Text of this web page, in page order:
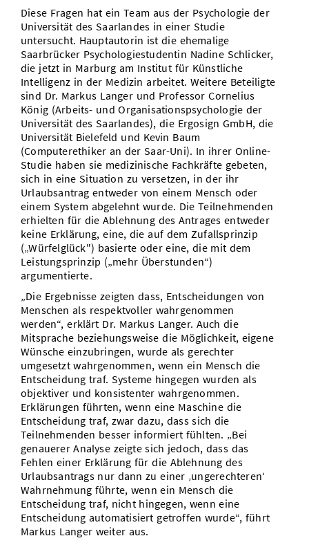
Diese Fragen hat ein Team aus der Psychologie der
Universität des Saarlandes in einer Studie
untersucht. Hauptautorin ist die ehemalige
Saarbrücker Psychologiestudentin Nadine Schlicker,
die jetzt in Marburg am Institut für Künstliche
Intelligenz in der Medizin arbeitet. Weitere Beteiligte
sind Dr. Markus Langer und Professor Cornelius
König (Arbeits- und Organisationspsychologie der
Universität des Saarlandes), die Ergosign GmbH, die
Universität Bielefeld und Kevin Baum
(Computerethiker an der Saar-Uni). In ihrer Online-
Studie haben sie medizinische Fachkräfte gebeten,
sich in eine Situation zu versetzen, in der ihr
Urlaubsantrag entweder von einem Mensch oder
einem System abgelehnt wurde. Die Teilnehmenden
erhielten für die Ablehnung des Antrages entweder
keine Erklärung, eine, die auf dem Zufallsprinzip
(„Würfelglück") basierte oder eine, die mit dem
Leistungsprinzip („mehr Überstunden“)
argumentierte.
„Die Ergebnisse zeigten dass, Entscheidungen von
Menschen als respektvoller wahrgenommen
werden“, erklärt Dr. Markus Langer. Auch die
Mitsprache beziehungsweise die Möglichkeit, eigene
Wünsche einzubringen, wurde als gerechter
umgesetzt wahrgenommen, wenn ein Mensch die
Entscheidung traf. Systeme hingegen wurden als
objektiver und konsistenter wahrgenommen.
Erklärungen führten, wenn eine Maschine die
Entscheidung traf, zwar dazu, dass sich die
Teilnehmenden besser informiert fühlten. „Bei
genauerer Analyse zeigte sich jedoch, dass das
Fehlen einer Erklärung für die Ablehnung des
Urlaubsantrags nur dann zu einer ‚ungerechteren‘
Wahrnehmung führte, wenn ein Mensch die
Entscheidung traf, nicht hingegen, wenn eine
Entscheidung automatisiert getroffen wurde“, führt
Markus Langer weiter aus.